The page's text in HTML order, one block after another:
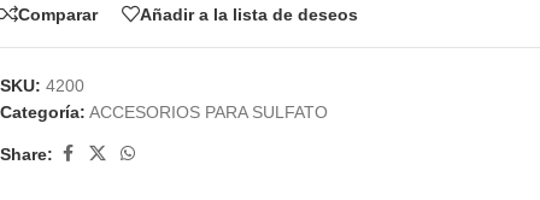
Comparar Añadir a la lista de deseos
SKU: 4200
Categoría: ACCESORIOS PARA SULFATO
Share: